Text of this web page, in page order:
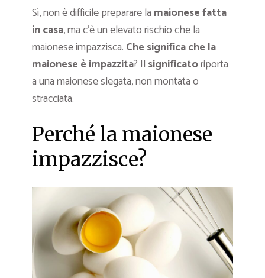
Sì, non è difficile preparare la maionese fatta
in casa, ma c’è un elevato rischio che la
maionese impazzisca. Che significa che la
maionese è impazzita? Il significatoriporta
a una maionese slegata, non montata o
stracciata.
Perché la maionese
impazzisce?